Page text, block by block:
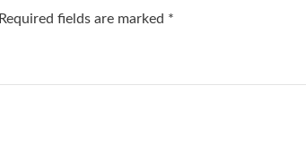
Required fields are marked *